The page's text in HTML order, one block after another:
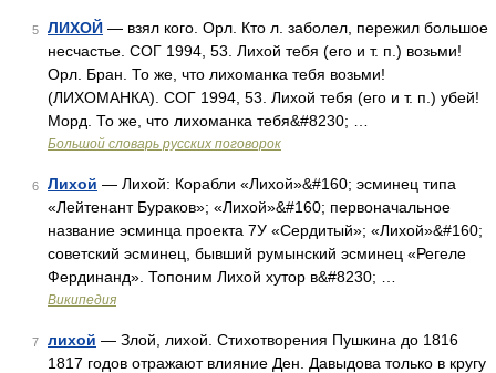
5 ЛИХОЙ — взял кого. Орл. Кто л. заболел, пережил большое
несчастье. СОГ 1994, 53. Лихой тебя (его и т. п.) возьми!
Орл. Бран. То же, что лихоманка тебя возьми!
(ЛИХОМАНКА). СОГ 1994, 53. Лихой тебя (его и т. п.) убей!
Морд. То же, что лихоманка тебя&#8230; …
Большой словарь русских поговорок
6 Лихой — Лихой: Корабли «Лихой»&#160; эсминец типа
«Лейтенант Бураков»; «Лихой»&#160; первоначальное
название эсминца проекта 7У «Сердитый»; «Лихой»&#160;
советский эсминец, бывший румынский эсминец «Регеле
Фердинанд». Топоним Лихой хутор в&#8230; …
Википедия
7 лихой — Злой, лихой. Стихотворения Пушкина до 1816
1817 годов отражают влияние Ден. Давыдова только в кругу